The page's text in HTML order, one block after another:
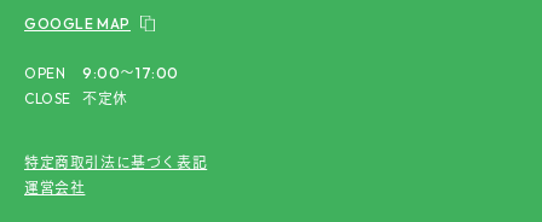
GOOGLE MAP
OPEN
9:00〜17:00
CLOSE
不定休
特定商取引法に基づく表記
運営会社